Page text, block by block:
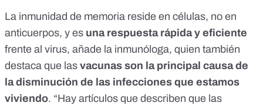
La inmunidad de memoria reside en células, no en
anticuerpos, y es una respuesta rápida y eficiente
frente al virus, añade la inmunóloga, quien también
destaca que las vacunas son la principal causa de
la disminución de las infecciones que estamos
viviendo. “Hay artículos que describen que las